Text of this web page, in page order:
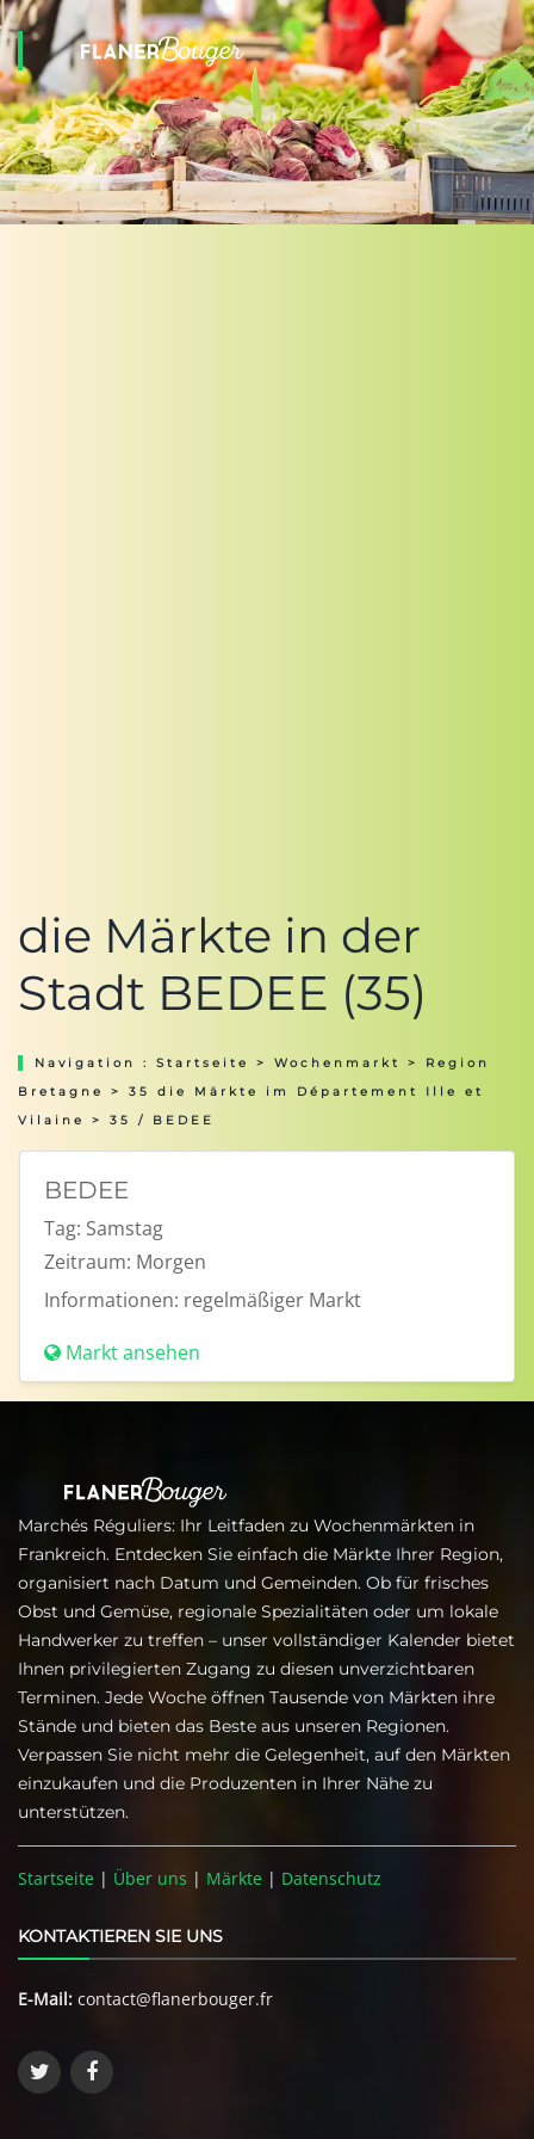
die Märkte in der
Stadt BEDEE (35)
Navigation : Startseite > Wochenmarkt > Region
Bretagne
> 35 die Märkte im Département Ille et
Vilaine
> 35 / BEDEE
BEDEE
Tag: Samstag
Zeitraum: Morgen
Informationen: regelmäßiger Markt
Markt ansehen
Marchés Réguliers: Ihr Leitfaden zu Wochenmärkten in
Frankreich. Entdecken Sie einfach die Märkte Ihrer Region,
organisiert nach Datum und Gemeinden. Ob für frisches
Obst und Gemüse, regionale Spezialitäten oder um lokale
Handwerker zu treffen – unser vollständiger Kalender bietet
Ihnen privilegierten Zugang zu diesen unverzichtbaren
Terminen. Jede Woche öffnen Tausende von Märkten ihre
Stände und bieten das Beste aus unseren Regionen.
Verpassen Sie nicht mehr die Gelegenheit, auf den Märkten
einzukaufen und die Produzenten in Ihrer Nähe zu
unterstützen.
Startseite | Über uns | Märkte | Datenschutz
KONTAKTIEREN SIE UNS
E-Mail: contact@flanerbouger.fr